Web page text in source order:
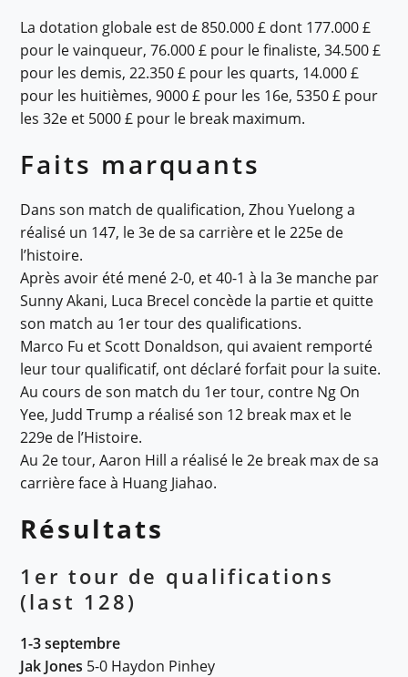
La dotation globale est de 850.000 £ dont 177.000 £
pour le vainqueur, 76.000 £ pour le finaliste, 34.500 £
pour les demis, 22.350 £ pour les quarts, 14.000 £
pour les huitièmes, 9000 £ pour les 16e, 5350 £ pour
les 32e et 5000 £ pour le break maximum.
Faits marquants
Dans son match de qualification, Zhou Yuelong a
réalisé un 147, le 3e de sa carrière et le 225e de
l’histoire.
Après avoir été mené 2-0, et 40-1 à la 3e manche par
Sunny Akani, Luca Brecel concède la partie et quitte
son match au 1er tour des qualifications.
Marco Fu et Scott Donaldson, qui avaient remporté
leur tour qualificatif, ont déclaré forfait pour la suite.
Au cours de son match du 1er tour, contre Ng On
Yee, Judd Trump a réalisé son 12 break max et le
229e de l’Histoire.
Au 2e tour, Aaron Hill a réalisé le 2e break max de sa
carrière face à Huang Jiahao.
Résultats
1er tour de qualifications
(last 128)
1-3 septembre
Jak Jones 5-0 Haydon Pinhey